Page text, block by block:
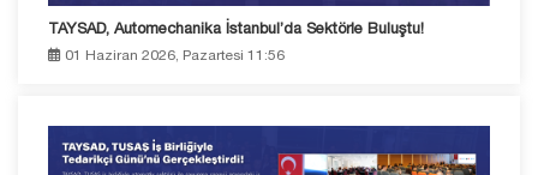
TAYSAD, Automechanika İstanbul’da Sektörle Buluştu!
01 Haziran 2026, Pazartesi 11:56